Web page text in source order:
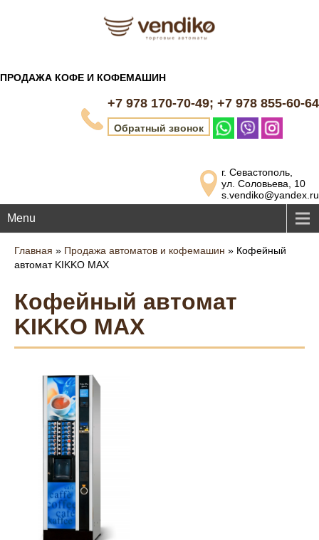
ПРОДАЖА КОФЕ И КОФЕМАШИН
+7 978 170-70-49; +7 978 855-60-64
Обратный звонок
г. Севастополь,
ул. Соловьева, 10
s.vendiko@yandex.ru
Menu
Главная » Продажа автоматов и кофемашин » Кофейный
автомат KIKKO MAX
Кофейный автомат
KIKKO MAX